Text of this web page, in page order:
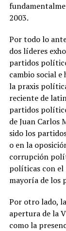
2003.
Por todo lo
dos líderes
partidos
cambio social
la praxis
reciente de
partidos
de Juan Carlos
sido los
o en la
corrupción
políticas con el
mayoría de los
Por otro lado,
apertura de la
como la